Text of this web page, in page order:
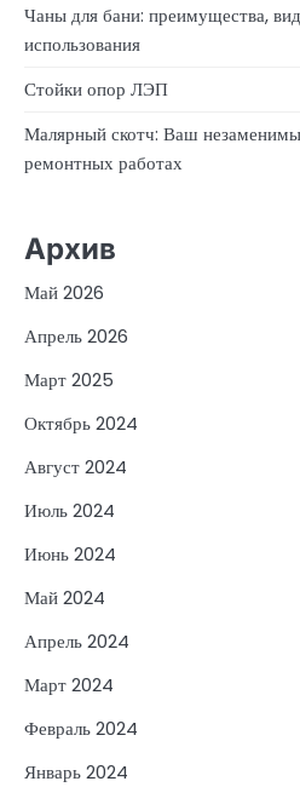
Чаны для бани: преимущества,
использования
Стойки опор ЛЭП
Малярный скотч: Ваш
ремонтных работах
Архив
Май 2026
Апрель 2026
Март 2025
Октябрь 2024
Август 2024
Июль 2024
Июнь 2024
Май 2024
Апрель 2024
Март 2024
Февраль 2024
Январь 2024